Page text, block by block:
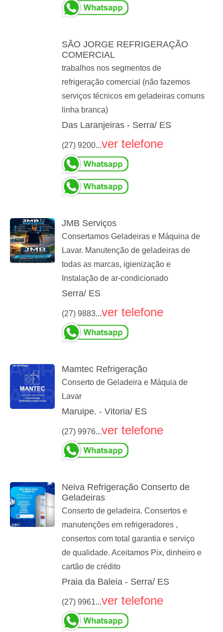
SÃO JORGE REFRIGERAÇÃO
COMERCIAL
trabalhos nos segmentos de
refrigeração comercial (não fazemos
serviços técnicos em geladeiras comuns
linha branca)
Das Laranjeiras - Serra/ ES
(27) 9200...ver telefone
JMB Serviços
Consertamos Geladeiras e Máquina de
Lavar. Manutenção de geladeiras de
todas as marcas, igienização e
Instalação de ar-condicionado
Serra/ ES
(27) 9883...ver telefone
Mamtec Refrigeração
Conserto de Geladeira e Máquia de
Lavar
Maruipe. - Vitoria/ ES
(27) 9976...ver telefone
Neiva Refrigeração Conserto de
Geladeiras
Conserto de geladeira. Consertos e
manutenções em refrigeradores ,
consertos com total garantia e serviço
de qualidade. Aceitamos Pix, dinheiro e
cartão de crédito
Praia da Baleia - Serra/ ES
(27) 9961...ver telefone